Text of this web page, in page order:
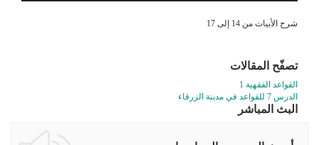
شرح الأبيات من 14 إلى 17
تصفّح المقالات
القواعد الفقهية 1
الدرس 7 للقواعد في مدينة الزرقاء
البث المباشر